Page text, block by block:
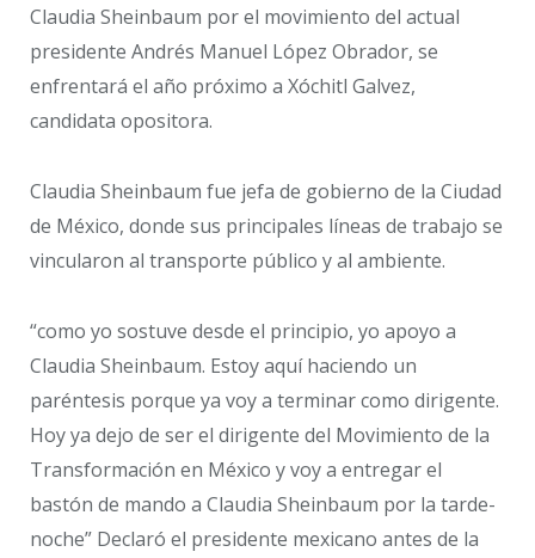
Claudia Sheinbaum por el movimiento del actual
presidente Andrés Manuel López Obrador, se
enfrentará el año próximo a Xóchitl Galvez,
candidata opositora.
Claudia Sheinbaum fue jefa de gobierno de la Ciudad
de México, donde sus principales líneas de trabajo se
vincularon al transporte público y al ambiente.
“como yo sostuve desde el principio, yo apoyo a
Claudia Sheinbaum. Estoy aquí haciendo un
paréntesis porque ya voy a terminar como dirigente.
Hoy ya dejo de ser el dirigente del Movimiento de la
Transformación en México y voy a entregar el
bastón de mando a Claudia Sheinbaum por la tarde-
noche” Declaró el presidente mexicano antes de la